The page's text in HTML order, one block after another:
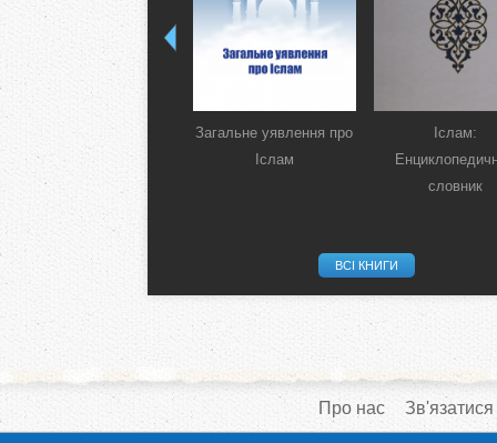
Загальне уявлення про
Іслам
Іслам:
словник
ВСІ КНИГИ
Про нас